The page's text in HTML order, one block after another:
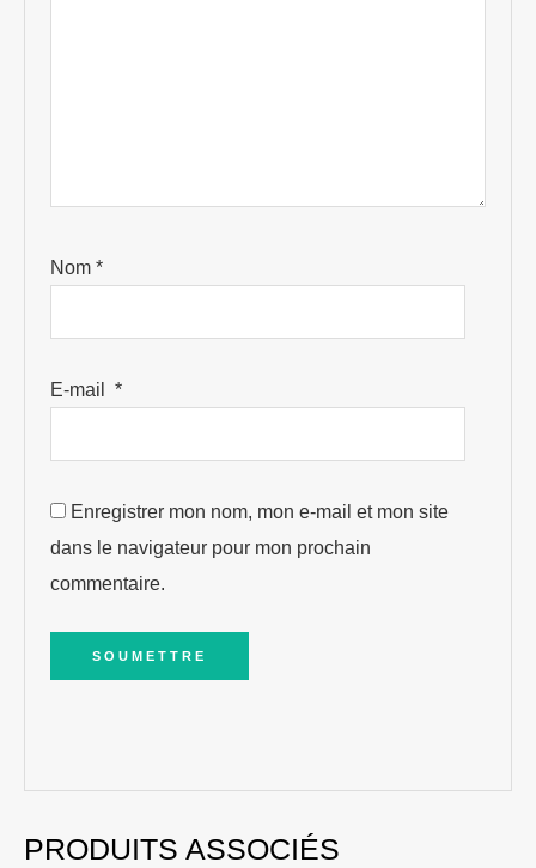
Nom*
E-mail*
Enregistrer mon nom, mon e-mail et mon site
dans le navigateur pour mon prochain
commentaire.
PRODUITS ASSOCIÉS